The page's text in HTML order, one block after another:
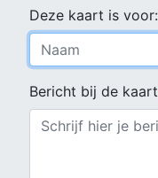
Deze kaart is voor:
Bericht bij de